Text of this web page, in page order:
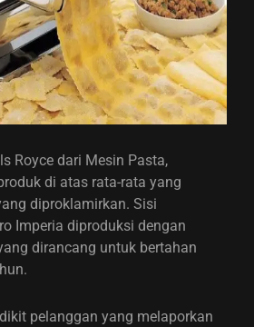
Royce dari Mesin Pasta,
di atas rata-rata yang
diproklamirkan. Sisi
Imperia diproduksi dengan
dirancang untuk bertahan
pelanggan yang melaporkan